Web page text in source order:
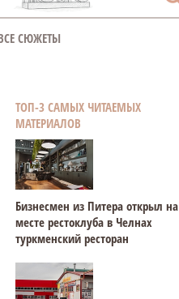
СЮЖЕТЫ
ТОП-3 САМЫХ ЧИТАЕМЫХ
МАТЕРИАЛОВ
Бизнесмен из Питера открыл на
месте рестоклуба в Челнах
туркменский ресторан